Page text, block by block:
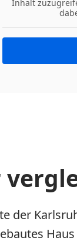
Inhalt
der